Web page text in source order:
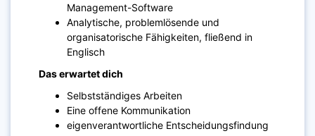
Management-Software
Analytische, problemlösende und
organisatorische Fähigkeiten, fließend in
Englisch
Das erwartet dich
Selbstständiges Arbeiten
Eine offene Kommunikation
eigenverantwortliche Entscheidungsfindung